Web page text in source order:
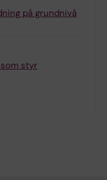
på grundnivå
styr